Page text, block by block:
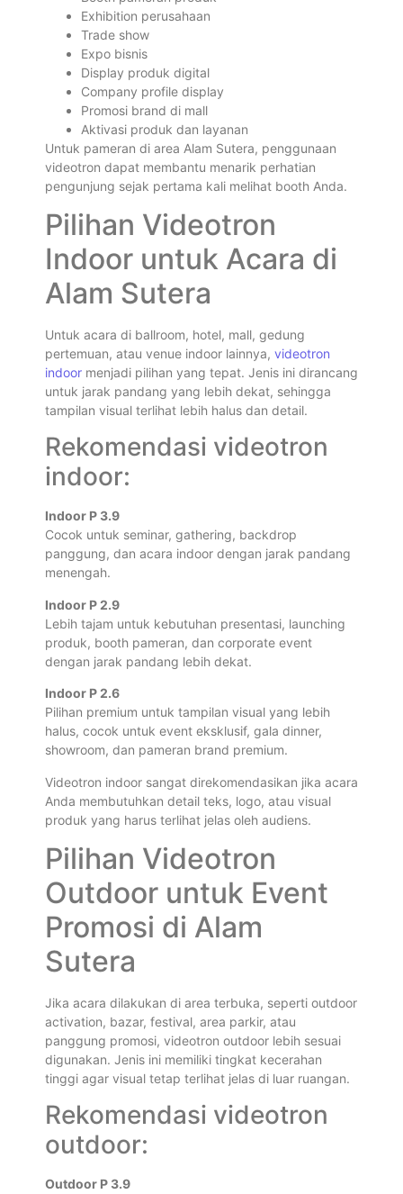
Exhibition perusahaan
Trade show
Expo bisnis
Display produk digital
Company profile display
Promosi brand di mall
Aktivasi produk dan layanan
Untuk pameran di area Alam Sutera, penggunaan
videotron dapat membantu menarik perhatian
pengunjung sejak pertama kali melihat booth Anda.
Pilihan Videotron
Indoor untuk Acara di
Alam Sutera
Untuk acara di ballroom, hotel, mall, gedung
pertemuan, atau venue indoor lainnya, videotron
indoor menjadi pilihan yang tepat. Jenis ini dirancang
untuk jarak pandang yang lebih dekat, sehingga
tampilan visual terlihat lebih halus dan detail.
Rekomendasi videotron
indoor:
Indoor P 3.9
Cocok untuk seminar, gathering, backdrop
panggung, dan acara indoor dengan jarak pandang
menengah.
Indoor P 2.9
Lebih tajam untuk kebutuhan presentasi, launching
produk, booth pameran, dan corporate event
dengan jarak pandang lebih dekat.
Indoor P 2.6
Pilihan premium untuk tampilan visual yang lebih
halus, cocok untuk event eksklusif, gala dinner,
showroom, dan pameran brand premium.
Videotron indoor sangat direkomendasikan jika acara
Anda membutuhkan detail teks, logo, atau visual
produk yang harus terlihat jelas oleh audiens.
Pilihan Videotron
Outdoor untuk Event
Promosi di Alam
Sutera
Jika acara dilakukan di area terbuka, seperti outdoor
activation, bazar, festival, area parkir, atau
panggung promosi, videotron outdoor lebih sesuai
digunakan. Jenis ini memiliki tingkat kecerahan
tinggi agar visual tetap terlihat jelas di luar ruangan.
Rekomendasi videotron
outdoor:
Outdoor P 3.9